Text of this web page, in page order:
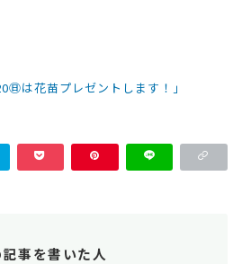
は花苗プレゼントします！」
記事を書いた人